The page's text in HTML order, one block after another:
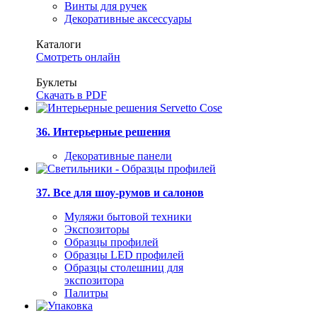
Винты для ручек
Декоративные аксессуары
Каталоги
Смотреть онлайн
Буклеты
Скачать в PDF
36. Интерьерные решения
Декоративные панели
37. Все для шоу-румов и салонов
Муляжи бытовой техники
Экспозиторы
Образцы профилей
Образцы LED профилей
Образцы столешниц для
экспозитора
Палитры